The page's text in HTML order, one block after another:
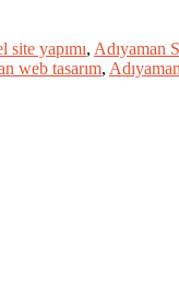
site yapımı, Adıyaman
web tasarım,